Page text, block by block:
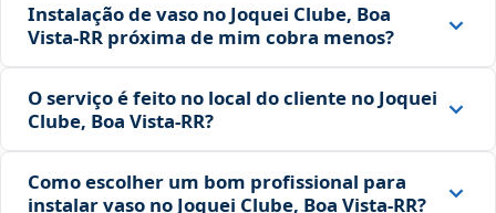
Instalação de vaso no Joquei Clube, Boa
Vista‑RR próxima de mim cobra menos?
O serviço é feito no local do cliente no Joquei
Clube, Boa Vista‑RR?
Como escolher um bom profissional para
instalar vaso no Joquei Clube, Boa Vista‑RR?